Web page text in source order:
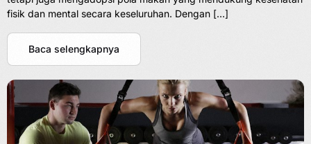
fisik dan mental secara keseluruhan. Dengan […]
Baca selengkapnya